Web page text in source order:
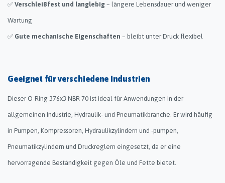
✅ Verschleißfest und langlebig – längere Lebensdauer und weniger
Wartung
✅ Gute mechanische Eigenschaften – bleibt unter Druck flexibel
Geeignet für verschiedene Industrien
Dieser O-Ring 376x3 NBR 70 ist ideal für Anwendungen in der
allgemeinen Industrie, Hydraulik- und Pneumatikbranche. Er wird häufig
in Pumpen, Kompressoren, Hydraulikzylindern und -pumpen,
Pneumatikzylindern und Druckreglern eingesetzt, da er eine
hervorragende Beständigkeit gegen Öle und Fette bietet.